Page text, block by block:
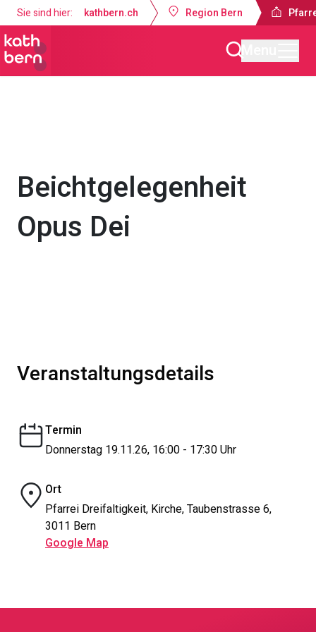
Sie sind hier: kathbern.ch Region Bern
Beichtgelegenheit
Opus Dei
Veranstaltungsdetails
Termin
Donnerstag 19.11.26, 16:00 - 17:30 Uhr
Ort
Pfarrei Dreifaltigkeit, Kirche, Taubenstrasse 6,
3011 Bern
Google Map